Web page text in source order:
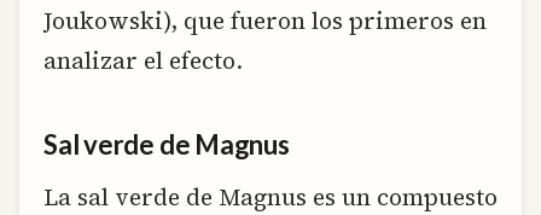
Joukowski), que fueron los primeros en
analizar el efecto.
Sal verde de Magnus
La sal verde de Magnus es un compuesto